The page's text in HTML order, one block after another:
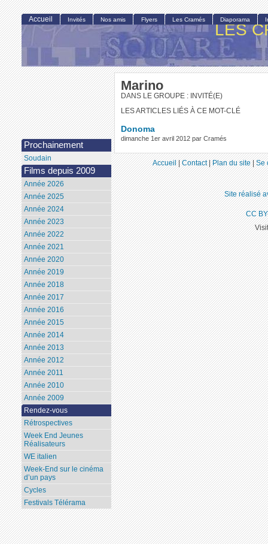
LES
Marino
DANS LE GROUPE : INVITÉ(E)
LES ARTICLES LIÉS À CE MOT-CLÉ
Donoma
dimanche 1er avril 2012 par Cramés
Accueil Invités Nos amis Flyers Les Cramés Diaporama
Prochainement
Soudain
Films depuis 2009
Année 2026
Année 2025
Année 2024
Année 2023
Année 2022
Année 2021
Année 2020
Année 2019
Année 2018
Année 2017
Année 2016
Année 2015
Année 2014
Année 2013
Année 2012
Année 2011
Année 2010
Année 2009
Rendez-vous
Rétrospectives
Week End Jeunes
Réalisateurs
WE italien
Week-End sur le cinéma
d’un pays
Cycles
Festivals Télérama
Accueil|Contact|Plan du site|Se
Site réalisé
CC